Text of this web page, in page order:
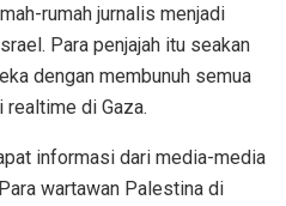
rumah jurnalis menjadi
Para penjajah itu seakan
dengan membunuh semua
di Gaza.
informasi dari media-media
wartawan Palestina di